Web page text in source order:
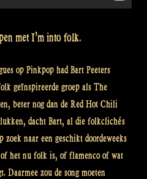
met I’m into folk.
op Pinkpop had Bart Peeters
geïnspireerde groep als The
beter nog dan de Red Hot Chili
dacht Bart, al die folkclichés
naar een geschikt doordeweeks
het nu folk is, of flamenco of wat
zou de song moeten